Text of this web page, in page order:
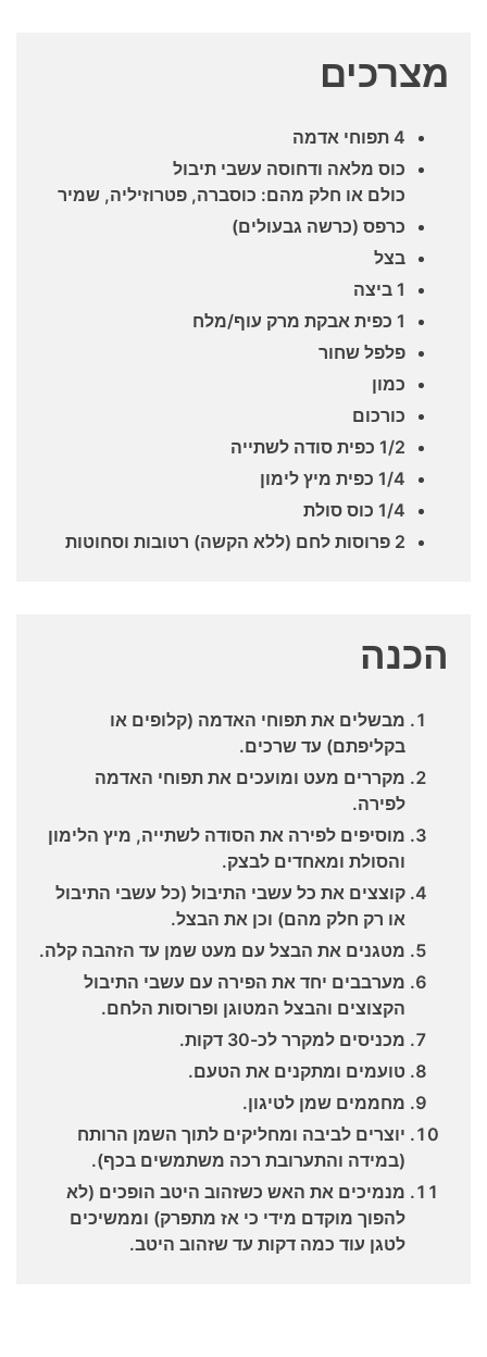
מצרכים
4 תפוחי אדמה
כוס מלאה ודחוסה עשבי תיבול
כולם או חלק מהם: כוסברה, פטרוזיליה, שמיר
כרפס (כרשה גבעולים)
בצל
1 ביצה
1 כפית אבקת מרק עוף/מלח
פלפל שחור
כמון
כורכום
1/2 כפית סודה לשתייה
1/4 כפית מיץ לימון
1/4 כוס סולת
2 פרוסות לחם (ללא הקשה) רטובות וסחוטות
הכנה
מבשלים את תפוחי האדמה (קלופים או
בקליפתם) עד שרכים.
מקררים מעט ומועכים את תפוחי האדמה
לפירה.
מוסיפים לפירה את הסודה לשתייה, מיץ הלימון
והסולת ומאחדים לבצק.
קוצצים את כל עשבי התיבול (כל עשבי התיבול
או רק חלק מהם) וכן את הבצל.
מטגנים את הבצל עם מעט שמן עד הזהבה קלה.
מערבבים יחד את הפירה עם עשבי התיבול
הקצוצים והבצל המטוגן ופרוסות הלחם.
מכניסים למקרר לכ-30 דקות.
טועמים ומתקנים את הטעם.
מחממים שמן לטיגון.
יוצרים לביבה ומחליקים לתוך השמן הרותח
(במידה והתערובת רכה משתמשים בכף).
מנמיכים את האש כשזהוב היטב הופכים (לא
להפוך מוקדם מידי כי אז מתפרק) וממשיכים
לטגן עוד כמה דקות עד שזהוב היטב.